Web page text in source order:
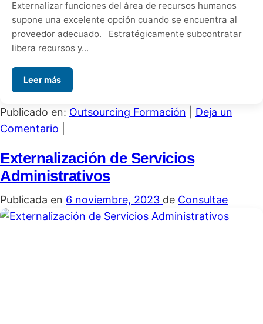
Externalizar funciones del área de recursos humanos
supone una excelente opción cuando se encuentra al
proveedor adecuado. Estratégicamente subcontratar
libera recursos y...
Leer más
Publicado en: Outsourcing Formación
Deja un
Comentario
Externalización de Servicios
Administrativos
Publicada en 6 noviembre, 2023 de Consultae